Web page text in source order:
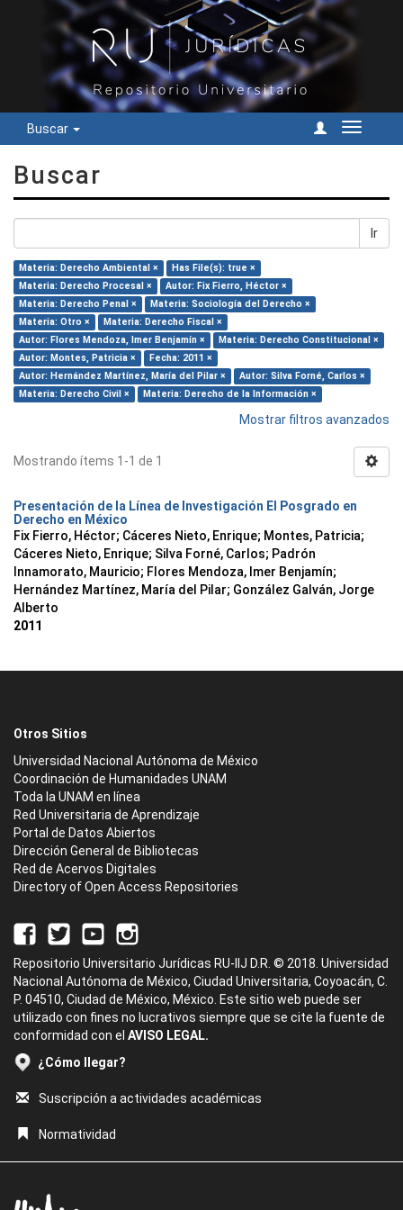
Buscar
Cambiar
Buscar
Ir
Materia: Derecho Ambiental ×
Has File(s): true ×
Materia: Derecho Procesal ×
Autor: Fix Fierro, Héctor ×
Materia: Derecho Penal ×
Materia: Sociología del Derecho ×
Materia: Otro ×
Materia: Derecho Fiscal ×
Autor: Flores Mendoza, Imer Benjamín ×
Materia: Derecho Constitucional ×
Autor: Montes, Patricia ×
Fecha: 2011 ×
Autor: Hernández Martínez, María del Pilar ×
Autor: Silva Forné, Carlos ×
Materia: Derecho Civil ×
Materia: Derecho de la Información ×
Mostrar filtros avanzados
Mostrando ítems 1-1 de 1
Presentación de la Línea de Investigación El Posgrado en
Derecho en México
Fix Fierro, Héctor; Cáceres Nieto, Enrique; Montes, Patricia;
Cáceres Nieto, Enrique; Silva Forné, Carlos; Padrón
Innamorato, Mauricio; Flores Mendoza, Imer Benjamín;
Hernández Martínez, María del Pilar; González Galván, Jorge
Alberto
2011
Otros Sitios
Universidad Nacional Autónoma de México
Coordinación de Humanidades UNAM
Toda la UNAM en línea
Red Universitaria de Aprendizaje
Portal de Datos Abiertos
Dirección General de Bibliotecas
Red de Acervos Digitales
Directory of Open Access Repositories
Repositorio Universitario Jurídicas RU-IIJ D.R. © 2018. Universidad
Nacional Autónoma de México, Ciudad Universitaria, Coyoacán, C.
P. 04510, Ciudad de México, México. Este sitio web puede ser
utilizado con fines no lucrativos siempre que se cite la fuente de
conformidad con el AVISO LEGAL.
¿Cómo llegar?
Suscripción a actividades académicas
Normatividad